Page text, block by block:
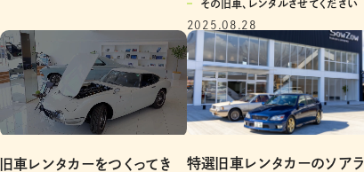
その旧車、レンタルさせてください
2025.08.28
旧車レンタカーをつくってき
特選旧車レンタカーのソアラ